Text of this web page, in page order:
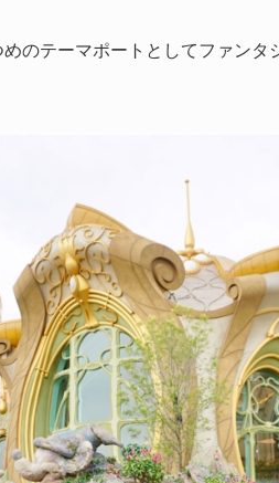
のテーマポートとしてファンタ